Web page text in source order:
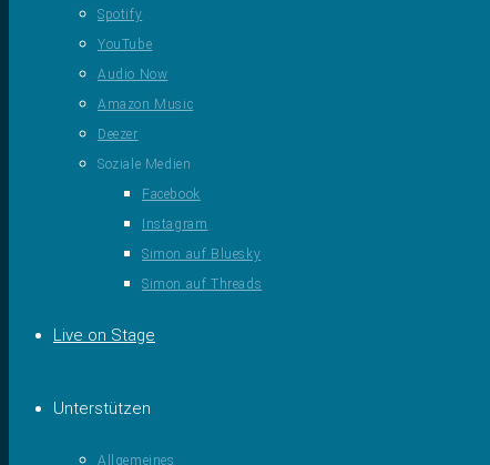
Spotify
YouTube
Audio Now
Amazon Music
Deezer
Soziale Medien
Facebook
Instagram
Simon auf Bluesky
Simon auf Threads
Live on Stage
Unterstützen
Allgemeines